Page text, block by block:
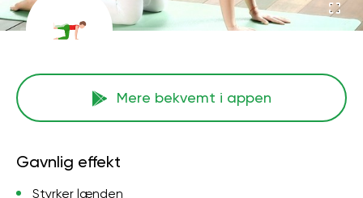
Mere bekvemt i appen
Gavnlig effekt
Styrker lænden